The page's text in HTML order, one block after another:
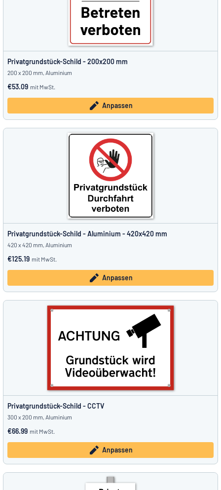
Privatgrundstück-Schild - 200x200 mm
200 x 200 mm, Aluminium
€53.09 mit MwSt.
Anpassen
Privatgrundstück-Schild - Aluminium - 420x420 mm
420 x 420 mm, Aluminium
€125.19 mit MwSt.
Anpassen
Privatgrundstück-Schild - CCTV
300 x 200 mm, Aluminium
€66.99 mit MwSt.
Anpassen